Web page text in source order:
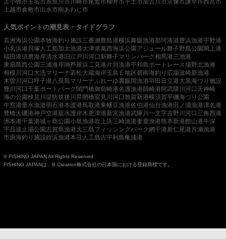
上越市倉敷市出水市南あわじ市
人気ポイントの潮見表・タイドグラフ
若洲海浜公園本牧海釣り施設三番瀬 鹿島港横浜舞阪漁港那珂湊港豊浜漁港宇野港
小名浜港 貝塚人工島加太漁港大津港葛西海浜公園アジュール舞子野島公園閖上港
福田港須磨海岸清水港 旧江戸川河口 新舞子マリンパーク相馬港三池港
東扇島西公園三浦海岸南芦屋浜二見港 片貝漁港平和島ボートレース場野北漁港
相模川河口 大洗マリーナ若松大蔵海岸玉島Ｅ地区碧南海釣り広場波崎新漁港
木曽川河口呼子港 八景島マリーナふれーゆ裏飯岡漁港羽田 日立港大黒海づり施設
豊川河口千葉ポートパーク関門橋御前崎港名護漁港師崎港阿武隈川河口 天神崎
海の公園検見川堤防筑後川昇開橋室見川河口敦賀新港横須賀平磯海づり公園
牛窓港垂水漁港明石港本渡港鳥取港東幡豆漁港佐伯港仙台漁港田ノ浦漁港津名港
豊橋大磯港神戸空港親水護岸木更津港新宮漁港武庫川一文字吉野川河口 三角西港
洲本港千葉港城ヶ島公園小島漁港吹上浜三崎漁港妻鹿漁港熊本新港館山港牛深
宇品波止場公園志賀島漁港大三島フィッシングパーク網干港新仁尾港 片瀬漁港
市原海釣り施設姪浜漁港本荘人工島古宇利島亀浦港
© FISHING JAPAN All Rights Reserved.
FISHING JAPANは、B.Creation株式会社の日本国における登録商標です。